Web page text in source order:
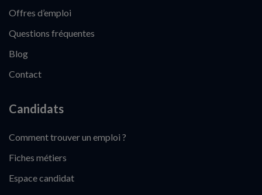
Offres d’emploi
Questions fréquentes
Blog
Contact
Candidats
Comment trouver un emploi ?
Fiches métiers
Espace candidat